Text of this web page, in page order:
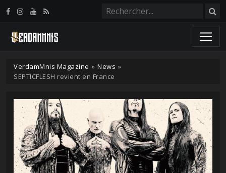
VerdamMnis Magazine » News »
SEPTICFLESH revient en France
Panneau de gestion des cookies